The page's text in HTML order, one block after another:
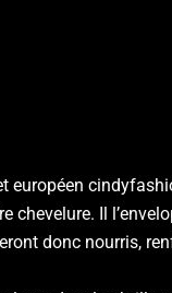
européen
chevelure. Il
donc nourris,